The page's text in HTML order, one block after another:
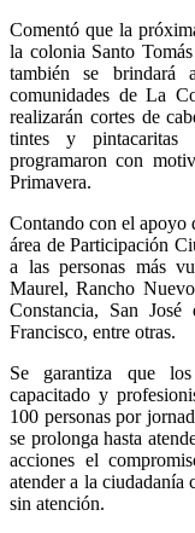
Comentó que la
la colonia Santo
también se brindará
comunidades de La
realizarán cortes de
tintes y pintacaritas
programaron con
Primavera.
Contando con el
área de Participación
a las personas más
Maurel, Rancho
Constancia, San
Francisco, entre otras.
Se garantiza que
capacitado y
100 personas por
se prolonga hasta
acciones el
atender a la ciudadanía
sin atención.